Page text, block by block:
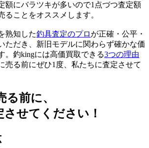
額にバラツキが多いので1点づつ査定額
ることをオススメします。
熟知した釣具査定のプロ が正確・公平・
ただき、新旧モデルに関わらず確かな価
。釣kingには高価買取できる3つの理由
売る前にぜひ1度、私たちに査定させて
る前に、
せてください！